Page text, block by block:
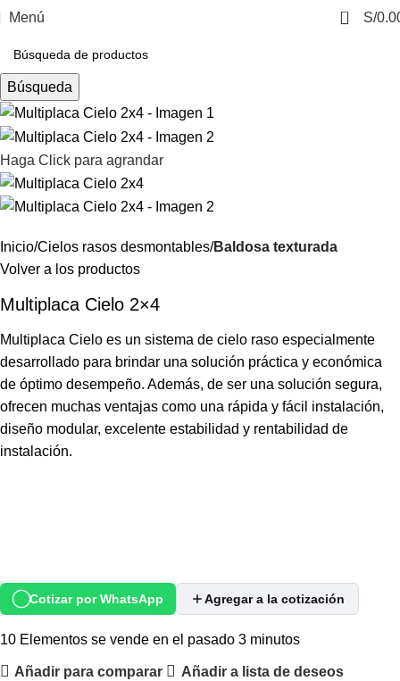
Menú 0 S/
Búsqueda
Haga Click para agrandar
Inicio Cielos rasos desmontables Baldosa texturada
Volver a los productos
Multiplaca Cielo 2×4
Multiplaca Cielo es un sistema de cielo raso especialmente
desarrollado para brindar una solución práctica y económica
de óptimo desempeño. Además, de ser una solución segura,
ofrecen muchas ventajas como una rápida y fácil instalación,
diseño modular, excelente estabilidad y rentabilidad de
instalación.
Cotizar por WhatsApp Agregar a la cotización
10 Elementos se vende en el pasado 3 minutos
Añadir para comparar Añadir a lista de deseos